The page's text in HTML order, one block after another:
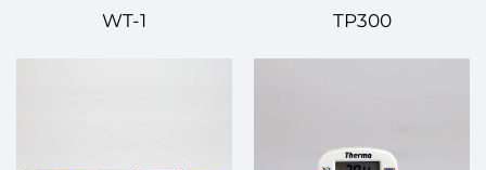
WT-1 TP300